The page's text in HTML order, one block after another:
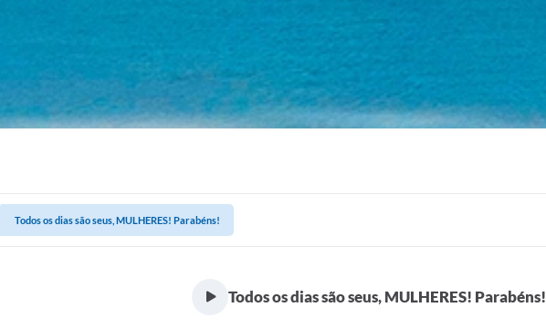
Todos os dias são seus, MULHERES! Parabéns!
Todos os dias são seus, MULHERES! Parabéns!